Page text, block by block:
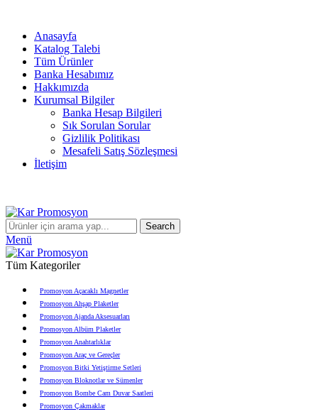
Anasayfa
Katalog Talebi
Tüm Ürünler
Banka Hesabımız
Hakkımızda
Kurumsal Bilgiler
Banka Hesap Bilgileri
Sık Sorulan Sorular
Gizlilik Politikası
Mesafeli Satış Sözleşmesi
İletişim
Search
Menü
Tüm Kategoriler
Promosyon Açacaklı Magnetler
Promosyon Ahşap Plaketler
Promosyon Ajanda Aksesuarları
Promosyon Albüm Plaketler
Promosyon Anahtarlıklar
Promosyon Araç ve Gereçler
Promosyon Bitki Yetiştirme Setleri
Promosyon Bloknotlar ve Sümenler
Promosyon Bombe Cam Duvar Saatleri
Promosyon Çakmaklar